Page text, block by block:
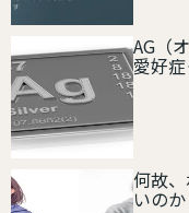
AG（
愛好
何故
いのか